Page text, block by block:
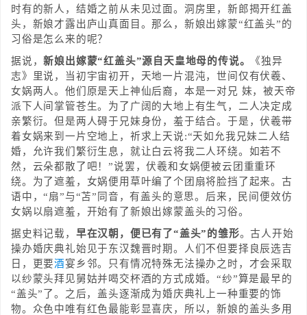
时有的新人，结婚之前从未见过面。洞房里，新郎揭开红盖
头，新娘才露出庐山真面目。那么，新娘出嫁蒙“红盖头”的
习俗是怎么来的呢？
据说，新娘出嫁蒙“红盖头”源自天皇地母的传说。
《独异
志》里说，当初宇宙初开，天地一片混沌，世间仅有伏羲、
女娲两人。他们原是天上神仙后裔，本是一对兄 妹，被天帝
派下人间掌管苍生。为了广阔的大地上有生气，二人决定成
亲繁衍。但是两人碍于兄妹身份，羞于结合。于是，伏羲带
着女娲来到一片空地上，祈求上天说:“天如允我兄妹二人结
婚，允许我们繁衍生息，就让白云将我二人环绕。如若不
然，云朵都散了吧！”说罢，伏羲和女娲便被云团重重环
绕。为了遮羞，女娲便用草叶编了个团扇将脸挡了起来。古
语中，“扇”与“苫”同音，有盖头的意思。后来，民间便效仿
女娲以扇遮羞，开始有了新娘出嫁蒙盖头的习俗。
据史料记载， 早在汉朝，便已有了“盖头”的雏形。古人开始
操办婚庆典礼始见于东汉魏晋时期。人们不但要择良辰选吉
日，更要酒宴乡邻。只有情况特殊无法操办之时，才会采取
以纱蒙头拜见舅姑并喝交杯酒的方式成婚。“纱”算是最早的
“盖头”了。之后，盖头逐渐成为婚庆典礼上一种重要的饰
物。众色中唯有红色最能彰显喜庆，所以，新娘的盖头多用